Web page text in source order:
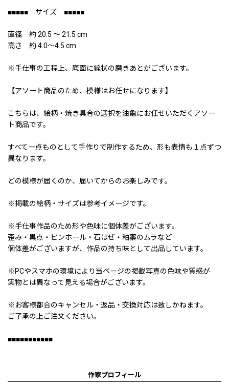
■■■■■ サイズ ■■■■■
直径 約 20.5 〜 21.5 cm
高さ 約 4.0〜4.5 cm
※手仕事の工程上、底面に線状の磨きあとがございます。
【アソート商品のため、模様はお任せになります】
こちらは、絵柄・焼き具合の選択を油亀にお任せいただくアソー
ト商品です。
すべて一点ものとして手作りで制作するため、形も表情も１点ずつ
異なります。
どの模様が届くのか、届いてからのお楽しみです。
※掲載の絵柄・サイズは参考イメージです。
※手仕事作品のため形や色味に個体差がございます。
歪み・黒点・ピンホール・石はぜ・釉薬のムラなど
個体差がございますが、作品の持ち味として出品しています。
※PCやスマホの環境により当ページの掲載写真の色味や質感が
実物とは異なって見える場合がございます。
※お客様都合のキャンセル・返品・交換対応は致しかねます。
ご了承の上ご注文ください。
■■■■■■■■■■■
作家プロフィール